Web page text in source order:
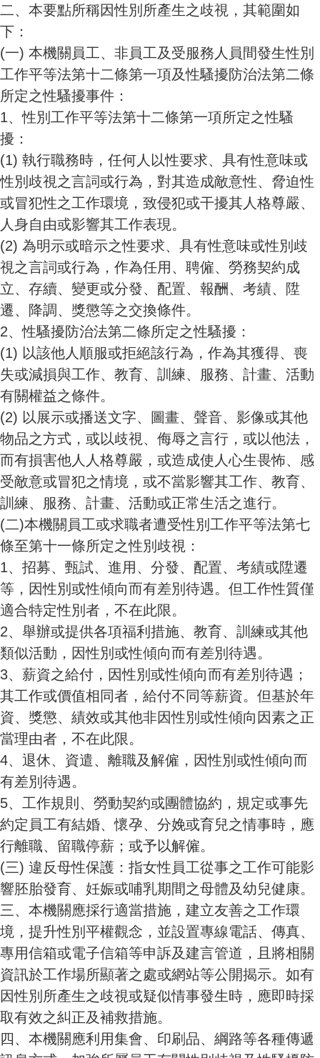
二、本要點所稱因性別所產生之歧視，其範圍如
下：
(一) 本機關員工、非員工及受服務人員間發生性別
工作平等法第十二條第一項及性騷擾防治法第二條
所定之性騷擾事件：
1、性別工作平等法第十二條第一項所定之性騷
擾：
(1) 執行職務時，任何人以性要求、具有性意味或
性別歧視之言詞或行為，對其造成敵意性、脅迫性
或冒犯性之工作環境，致侵犯或干擾其人格尊嚴、
人身自由或影響其工作表現。
(2) 為明示或暗示之性要求、具有性意味或性別歧
視之言詞或行為，作為任用、聘僱、勞務契約成
立、存續、變更或分發、配置、報酬、考績、陞
遷、降調、獎懲等之交換條件。
2、性騷擾防治法第二條所定之性騷擾：
(1) 以該他人順服或拒絕該行為，作為其獲得、喪
失或減損與工作、教育、訓練、服務、計畫、活動
有關權益之條件。
(2) 以展示或播送文字、圖畫、聲音、影像或其他
物品之方式，或以歧視、侮辱之言行，或以他法，
而有損害他人人格尊嚴，或造成使人心生畏怖、感
受敵意或冒犯之情境，或不當影響其工作、教育、
訓練、服務、計畫、活動或正常生活之進行。
(二)本機關員工或求職者遭受性別工作平等法第七
條至第十一條所定之性別歧視：
1、招募、甄試、進用、分發、配置、考績或陞遷
等，因性別或性傾向而有差別待遇。但工作性質僅
適合特定性別者，不在此限。
2、舉辦或提供各項福利措施、教育、訓練或其他
類似活動，因性別或性傾向而有差別待遇。
3、薪資之給付，因性別或性傾向而有差別待遇；
其工作或價值相同者，給付不同等薪資。但基於年
資、獎懲、績效或其他非因性別或性傾向因素之正
當理由者，不在此限。
4、退休、資遣、離職及解僱，因性別或性傾向而
有差別待遇。
5、工作規則、勞動契約或團體協約，規定或事先
約定員工有結婚、懷孕、分娩或育兒之情事時，應
行離職、留職停薪；或予以解僱。
(三) 違反母性保護：指女性員工從事之工作可能影
響胚胎發育、妊娠或哺乳期間之母體及幼兒健康。
三、本機關應採行適當措施，建立友善之工作環
境，提升性別平權觀念，並設置專線電話、傳真、
專用信箱或電子信箱等申訴及建言管道，且將相關
資訊於工作場所顯著之處或網站等公開揭示。如有
因性別所產生之歧視或疑似情事發生時，應即時採
取有效之糾正及補救措施。
四、本機關應利用集會、印刷品、綱路等各種傳遞